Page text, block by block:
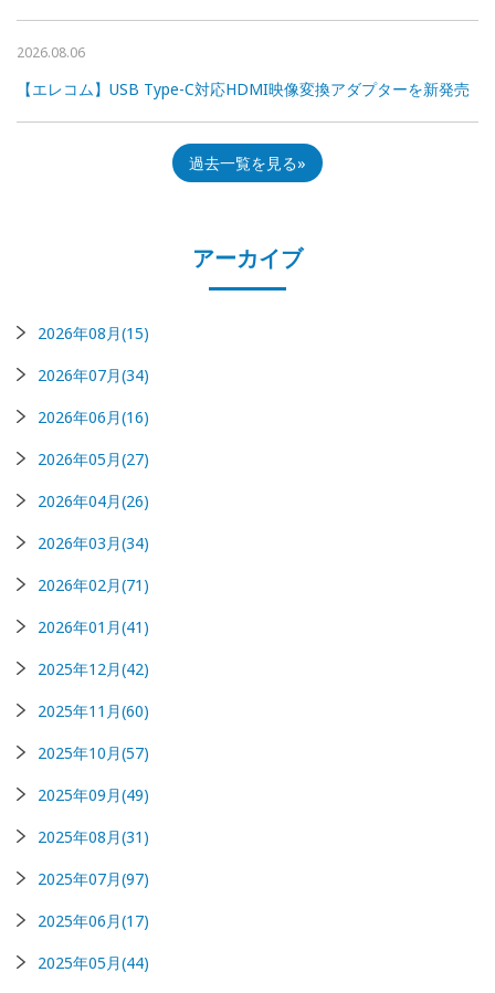
2026.08.06
【エレコム】USB Type-C対応HDMI映像変換アダプターを新発売
過去一覧を見る
アーカイブ
2026年08月(15)
2026年07月(34)
2026年06月(16)
2026年05月(27)
2026年04月(26)
2026年03月(34)
2026年02月(71)
2026年01月(41)
2025年12月(42)
2025年11月(60)
2025年10月(57)
2025年09月(49)
2025年08月(31)
2025年07月(97)
2025年06月(17)
2025年05月(44)